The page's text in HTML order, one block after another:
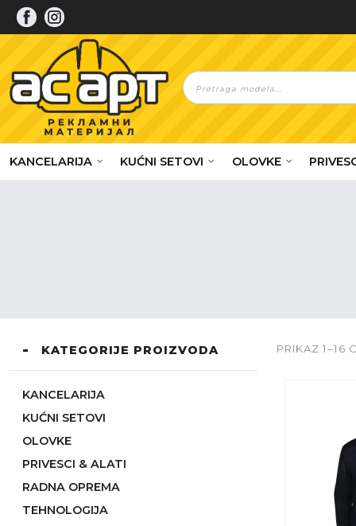
Skip
Products
search
KANCELARIJA KUĆNI SETOVI OLOVKE
KATEGORIJE PROIZVODA
KANCELARIJA
KUĆNI SETOVI
OLOVKE
PRIVESCI & ALATI
RADNA OPREMA
TEHNOLOGIJA
PRIKAZ 1–16
varijanti.
Opcije
mogu